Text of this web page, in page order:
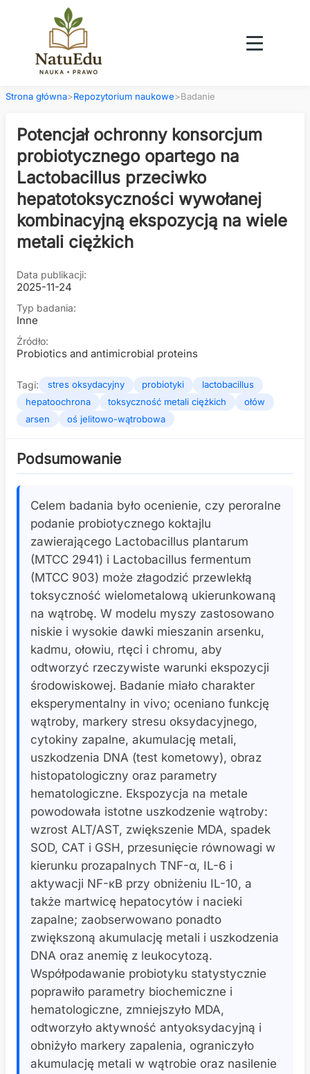
Strona główna>Repozytorium naukowe>Badanie
Potencjał ochronny konsorcjum
probiotycznego opartego na
Lactobacillus przeciwko
hepatotoksyczności wywołanej
kombinacyjną ekspozycją na wiele
metali ciężkich
Data publikacji:
2025-11-24
Typ badania:
Inne
Źródło:
Probiotics and antimicrobial proteins
Tagi: stres oksydacyjny probiotyki
lactobacillus
hepatoochrona
toksyczność metali ciężkich
ołów
arsen
oś jelitowo-wątrobowa
Podsumowanie
Celem badania było ocenienie, czy peroralne
podanie probiotycznego koktajlu
zawierającego Lactobacillus plantarum
(MTCC 2941) i Lactobacillus fermentum
(MTCC 903) może złagodzić przewlekłą
toksyczność wielometalową ukierunkowaną
na wątrobę. W modelu myszy zastosowano
niskie i wysokie dawki mieszanin arsenku,
kadmu, ołowiu, rtęci i chromu, aby
odtworzyć rzeczywiste warunki ekspozycji
środowiskowej. Badanie miało charakter
eksperymentalny in vivo; oceniano funkcję
wątroby, markery stresu oksydacyjnego,
cytokiny zapalne, akumulację metali,
uszkodzenia DNA (test kometowy), obraz
histopatologiczny oraz parametry
hematologiczne. Ekspozycja na metale
powodowała istotne uszkodzenie wątroby:
wzrost ALT/AST, zwiększenie MDA, spadek
SOD, CAT i GSH, przesunięcie równowagi w
kierunku prozapalnych TNF-α, IL-6 i
aktywacji NF-κB przy obniżeniu IL-10, a
także martwicę hepatocytów i nacieki
zapalne; zaobserwowano ponadto
zwiększoną akumulację metali i uszkodzenia
DNA oraz anemię z leukocytozą.
Współpodawanie probiotyku statystycznie
poprawiło parametry biochemiczne i
hematologiczne, zmniejszyło MDA,
odtworzyło aktywność antyoksydacyjną i
obniżyło markery zapalenia, ograniczyło
akumulację metali w wątrobie oraz nasilenie